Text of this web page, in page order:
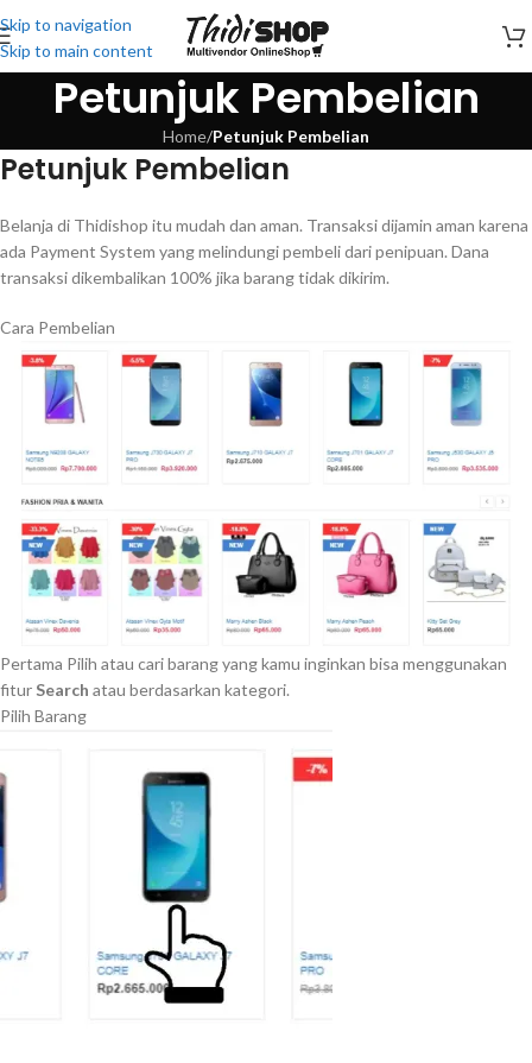
Skip to navigation
Skip to main content
Petunjuk Pembelian
Home/Petunjuk Pembelian
Petunjuk Pembelian
Belanja di Thidishop itu mudah dan aman. Transaksi dijamin aman karena
ada Payment System yang melindungi pembeli dari penipuan. Dana
transaksi dikembalikan 100% jika barang tidak dikirim.
Cara Pembelian
Pertama Pilih atau cari barang yang kamu inginkan bisa menggunakan
fitur Search atau berdasarkan kategori.
Pilih Barang